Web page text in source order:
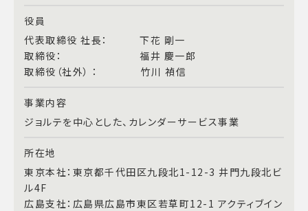
役員
代表取締役 社長： 下花 剛一
取締役： 福井 慶一郎
取締役（社外） ： 竹川 禎信
事業内容
ジョルテを中心とした、カレンダーサービス事業
所在地
東京本社：東京都千代田区九段北1-12-3 井門九段北ビ
ル4F
広島支社：広島県広島市東区若草町12-1 アクティブイン